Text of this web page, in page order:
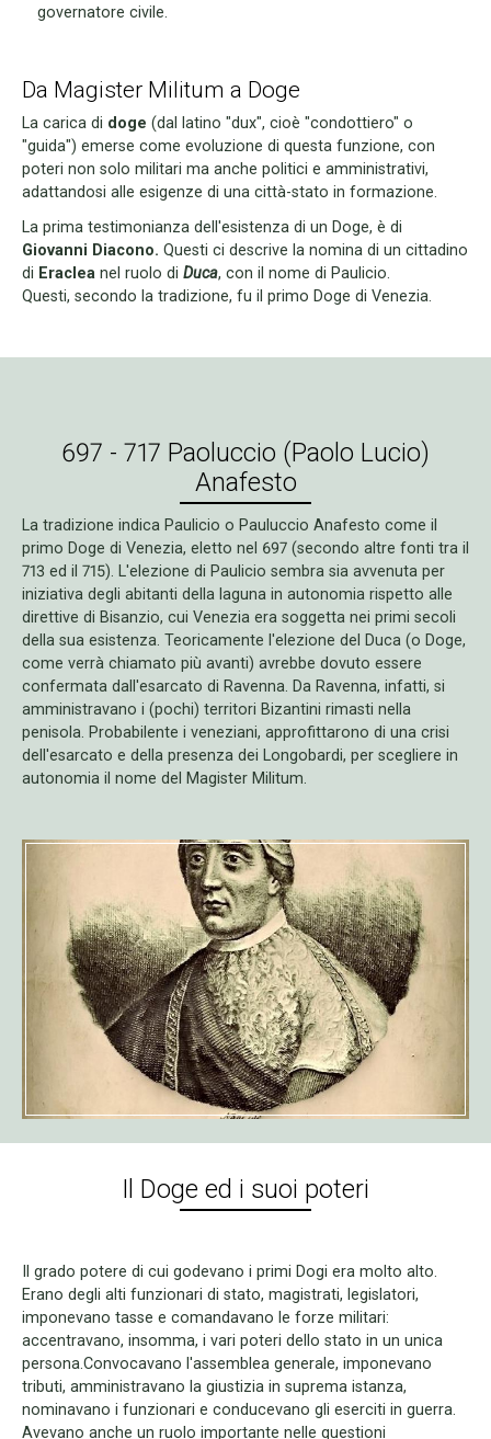
governatore civile.
Da Magister Militum a Doge
La carica di doge (dal latino "dux", cioè "condottiero" o
"guida") emerse come evoluzione di questa funzione, con
poteri non solo militari ma anche politici e amministrativi,
adattandosi alle esigenze di una città-stato in formazione.
La prima testimonianza dell'esistenza di un Doge, è di
Giovanni Diacono. Questi ci descrive la nomina di un cittadino
di Eraclea nel ruolo di Duca, con il nome di Paulicio.
Questi, secondo la tradizione, fu il primo Doge di Venezia.
697 - 717 Paoluccio (Paolo Lucio)
Anafesto
La tradizione indica Paulicio o Pauluccio Anafesto come il
primo Doge di Venezia, eletto nel 697 (secondo altre fonti tra il
713 ed il 715). L'elezione di Paulicio sembra sia avvenuta per
iniziativa degli abitanti della laguna in autonomia rispetto alle
direttive di Bisanzio, cui Venezia era soggetta nei primi secoli
della sua esistenza. Teoricamente l'elezione del Duca (o Doge,
come verrà chiamato più avanti) avrebbe dovuto essere
confermata dall'esarcato di Ravenna. Da Ravenna, infatti, si
amministravano i (pochi) territori Bizantini rimasti nella
penisola. Probabilente i veneziani, approfittarono di una crisi
dell'esarcato e della presenza dei Longobardi, per scegliere in
autonomia il nome del Magister Militum.
Il Doge ed i suoi poteri
Il grado potere di cui godevano i primi Dogi era molto alto.
Erano degli alti funzionari di stato, magistrati, legislatori,
imponevano tasse e comandavano le forze militari:
accentravano, insomma, i vari poteri dello stato in un unica
persona.Convocavano l'assemblea generale, imponevano
tributi, amministravano la giustizia in suprema istanza,
nominavano i funzionari e conducevano gli eserciti in guerra.
Avevano anche un ruolo importante nelle questioni